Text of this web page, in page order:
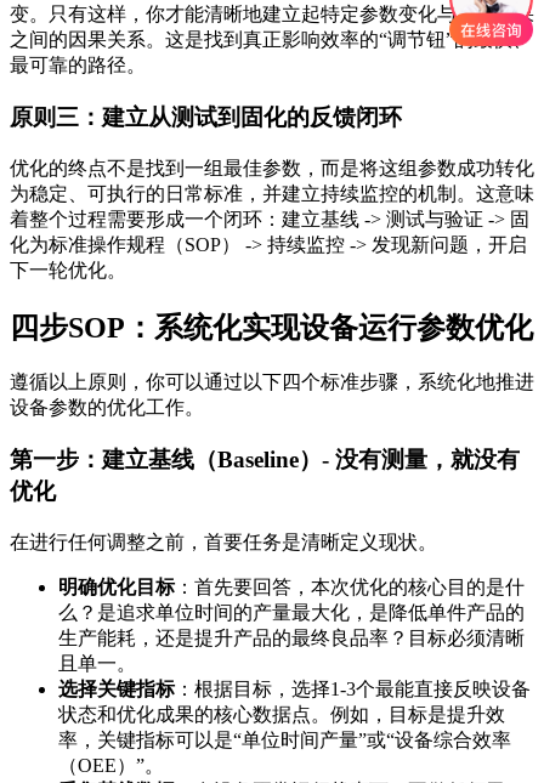
变。只有这样，你才能清晰地建立起特定参数变化与最终结果
之间的因果关系。这是找到真正影响效率的“调节钮”的最快、
最可靠的路径。
原则三：建立从测试到固化的反馈闭环
优化的终点不是找到一组最佳参数，而是将这组参数成功转化
为稳定、可执行的日常标准，并建立持续监控的机制。这意味
着整个过程需要形成一个闭环：建立基线 -> 测试与验证 -> 固
化为标准操作规程（SOP） -> 持续监控 -> 发现新问题，开启
下一轮优化。
四步SOP：系统化实现设备运行参数优化
遵循以上原则，你可以通过以下四个标准步骤，系统化地推进
设备参数的优化工作。
第一步：建立基线（Baseline）- 没有测量，就没有
优化
在进行任何调整之前，首要任务是清晰定义现状。
明确优化目标：首先要回答，本次优化的核心目的是什
么？是追求单位时间的产量最大化，是降低单件产品的
生产能耗，还是提升产品的最终良品率？目标必须清晰
且单一。
选择关键指标：根据目标，选择1-3个最能直接反映设备
状态和优化成果的核心数据点。例如，目标是提升效
率，关键指标可以是“单位时间产量”或“设备综合效率
（OEE）”。